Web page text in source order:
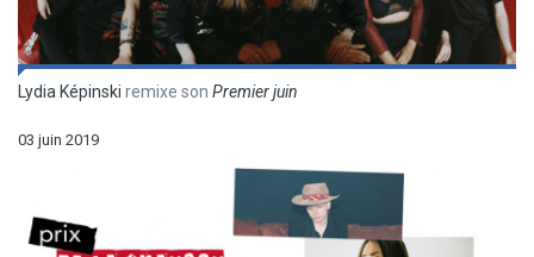
Lydia Képinski remixe son Premier juin
03 juin 2019